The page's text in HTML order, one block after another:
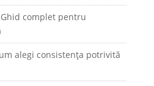
complet pentru
alegi consistența potrivită